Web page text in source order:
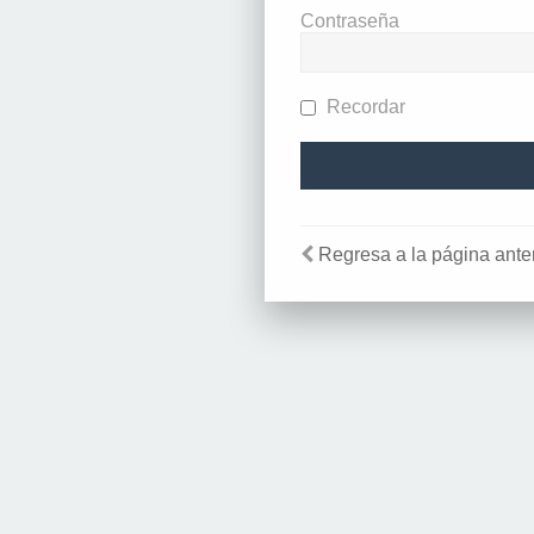
Contraseña
Recordar
Regresa a la página